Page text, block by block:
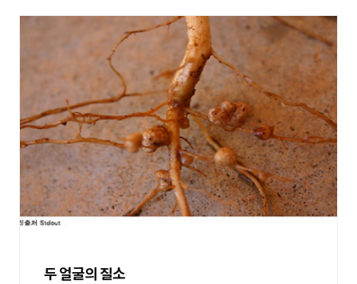
두 얼굴의 질소